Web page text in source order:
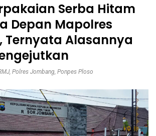
Serba Hitam
Depan Mapolres
Ternyata Alasannya
, Polres Jombang, Ponpes Ploso